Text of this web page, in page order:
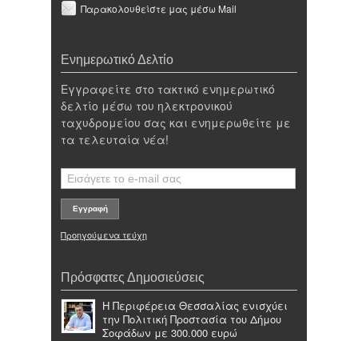
Παρακολουθείστε μας μέσω Mail
Ενημερωτικό Δελτίο
Εγγραφείτε στο τακτικό ενημερωτικό
δελτίο μέσω του ηλεκτρονικού
ταχυδρομείου σας και ενημερωθείτε με
τα τελευταία νέα!
Προηγούμενα τεύχη
Πρόσφατες Δημοσιεύσεις
Η Περιφέρεια Θεσσαλίας ενισχύει
την Πολιτική Προστασία του Δήμου
Σοφάδων με 300.000 ευρώ